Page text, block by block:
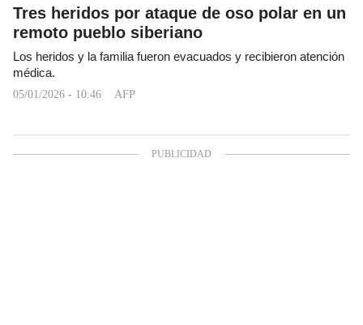
Tres heridos por ataque de oso polar en un
remoto pueblo siberiano
Los heridos y la familia fueron evacuados y recibieron atención
médica.
05/01/2026 - 10:46 AFP